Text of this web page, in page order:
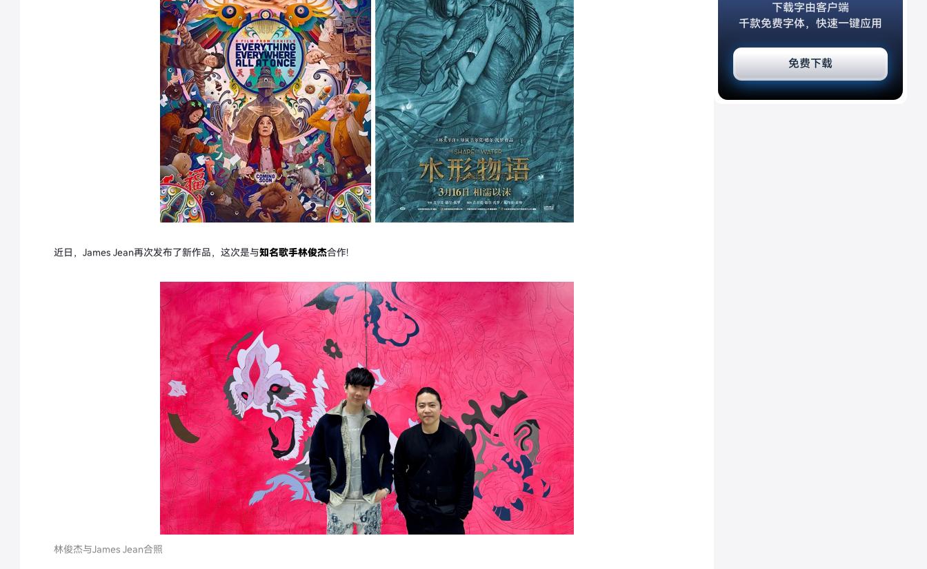
近日，James Jean再次发布了新作品，这次是与知名歌手林俊杰合作!
林俊杰与James Jean合照
下载字由客户端
千款免费字体，快速一键应用
免费下载